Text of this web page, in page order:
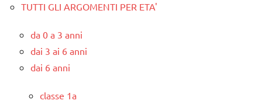
TUTTI GLI ARGOMENTI PER ETA'
da 0 a 3 anni
dai 3 ai 6 anni
dai 6 anni
classe 1a